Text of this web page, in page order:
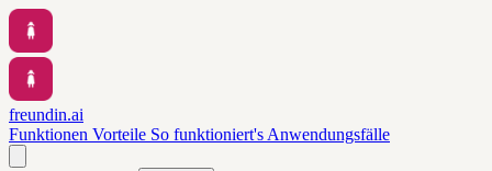
freundin.ai
Funktionen Vorteile So funktioniert's Anwendungsfälle